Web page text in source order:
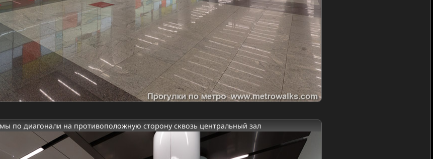
по диагонали на противоположную сторону сквозь центральный зал